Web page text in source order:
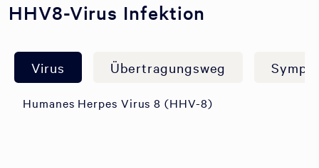
HHV8-Virus Infektion
Virus Übertragungsweg
Humanes Herpes Virus 8 (HHV-8)